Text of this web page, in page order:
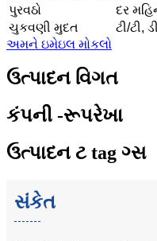
પુરવઠો
દર
ચુકવણી મુદત
ટી/ટી,
અમને ઇમેઇલ મોકલો
ઉત્પાદન વિગત
કંપની -રૂપરેખા
ઉત્પાદન ટ tag ગ્સ
સંકેત